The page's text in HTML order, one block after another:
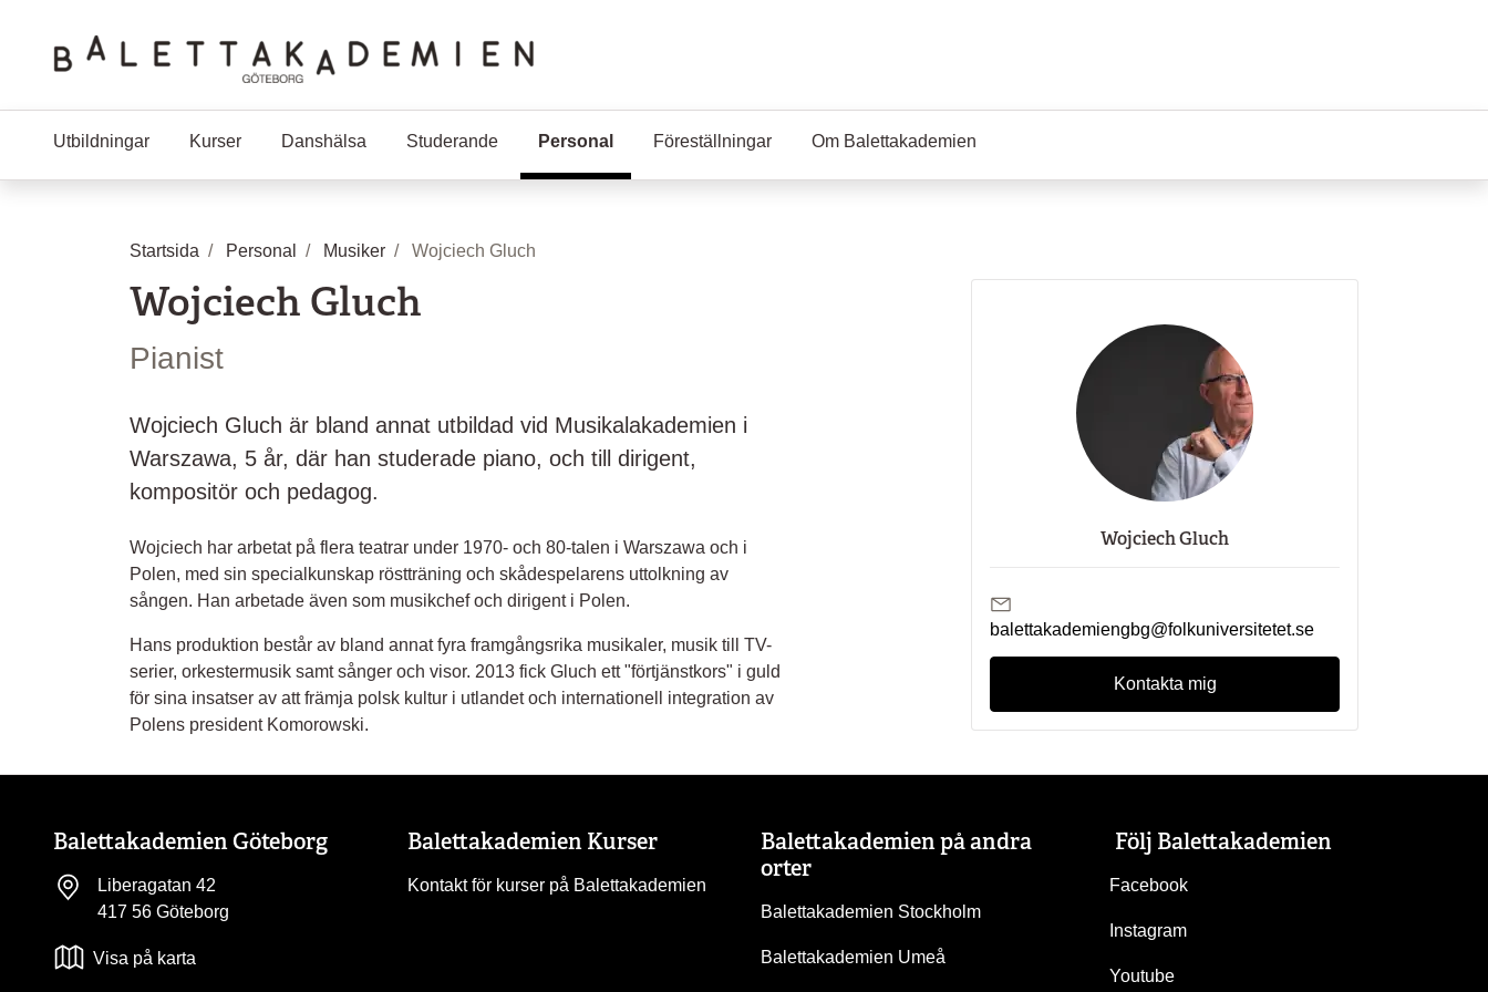
Utbildningar Kurser Danshälsa Studerande Personal (Aktuell sida)
Föreställningar Om Balettakademien
Startsida Personal Musiker Wojciech Gluch
Wojciech Gluch
Pianist
Wojciech Gluch är bland annat utbildad vid Musikalakademien i
Warszawa, 5 år, där han studerade piano, och till dirigent,
kompositör och pedagog.
Wojciech har arbetat på flera teatrar under 1970- och 80-talen i Warszawa och i
Polen, med sin specialkunskap röstträning och skådespelarens uttolkning av
sången. Han arbetade även som musikchef och dirigent i Polen.
Hans produktion består av bland annat fyra framgångsrika musikaler, musik till TV-
serier, orkestermusik samt sånger och visor. 2013 fick Gluch ett "förtjänstkors" i guld
för sina insatser av att främja polsk kultur i utlandet och internationell integration av
Polens president Komorowski.
Wojciech Gluch
balettakademiengbg@folkuniversitetet.se
Kontakta mig
Balettakademien Göteborg
Liberagatan 42
417 56 Göteborg
Visa på karta
Balettakademien Kurser
Kontakt för kurser på Balettakademien
Balettakademien på andra
orter
Balettakademien Stockholm
Balettakademien Umeå
Följ Balettakademien
Facebook
Instagram
Youtube